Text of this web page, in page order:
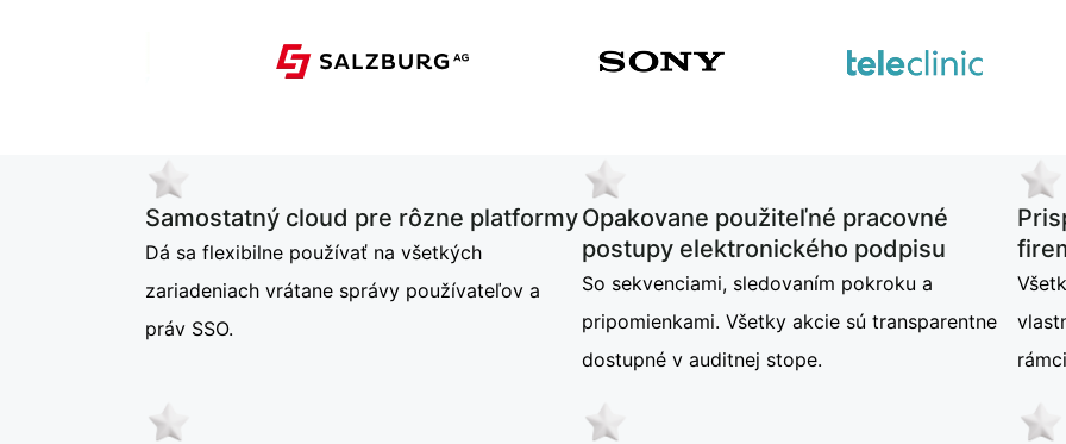
Samostatný cloud pre rôzne platformy
Dá sa flexibilne používať na všetkých
zariadeniach vrátane správy používateľov a
práv SSO.
Opakovane použiteľné pracovné
postupy elektronického podpisu
So sekvenciami, sledovaním pokroku a
pripomienkami. Všetky akcie sú transparentne
dostupné v auditnej stope.